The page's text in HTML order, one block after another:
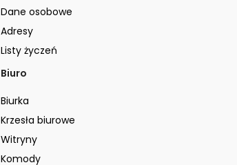
Dane osobowe
Adresy
Listy życzeń
Biuro
Biurka
Krzesła biurowe
Witryny
Komody